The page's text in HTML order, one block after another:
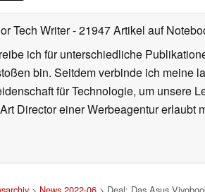
Tech Writer- 21947 Artikel auf
ich für unterschiedliche
bin. Seitdem verbinde ich meine
für Technologie, um unsere
Director einer Werbeagentur